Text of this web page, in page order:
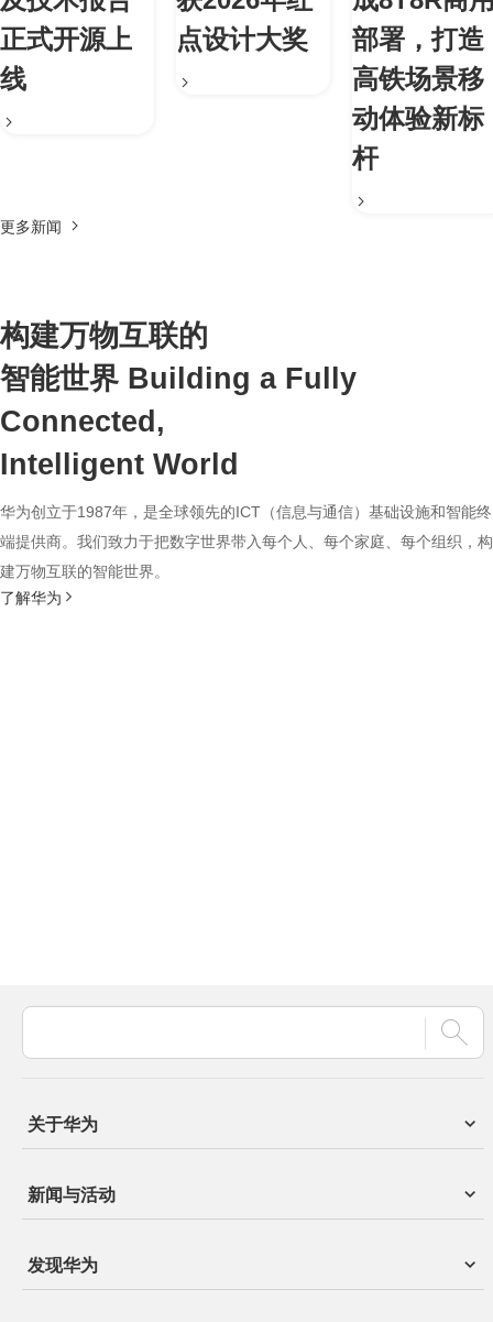
正式开源上
线
点设计大奖
部署，打造
高铁场景移
动体验新标
杆
更多新闻
构建万物互联的
智能世界 Building a Fully
Connected,
Intelligent World
华为创立于1987年，是全球领先的ICT（信息与通信）基础设施和智能终
端提供商。我们致力于把数字世界带入每个人、每个家庭、每个组织，构
建万物互联的智能世界。
了解华为
关于华为
新闻与活动
发现华为